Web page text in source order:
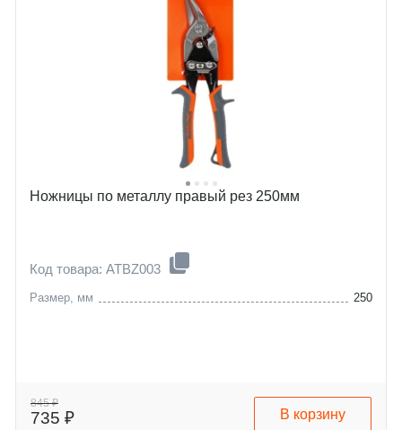
Ножницы по металлу правый рез 250мм
Код товара: ATBZ003
Размер, мм 250
845 ₽
735 ₽ В корзину